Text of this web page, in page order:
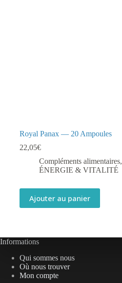
Royal Panax — 20 Ampoules
22,05€
Compléments alimentaires,
ÉNERGIE & VITALITÉ
Ajouter au panier
Informations
Qui sommes nous
Où nous trouver
Mon compte